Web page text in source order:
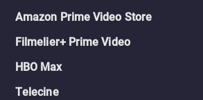
Amazon Prime Video Store
Filmelier+ Prime Video
HBO Max
Telecine